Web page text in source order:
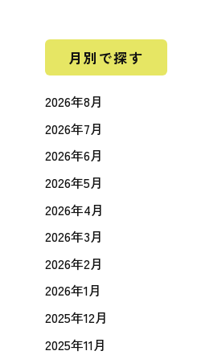
月別で探す
2026年8月
2026年7月
2026年6月
2026年5月
2026年4月
2026年3月
2026年2月
2026年1月
2025年12月
2025年11月